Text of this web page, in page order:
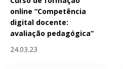
online “Competência
digital docente:
avaliação pedagógica”
24.03.23